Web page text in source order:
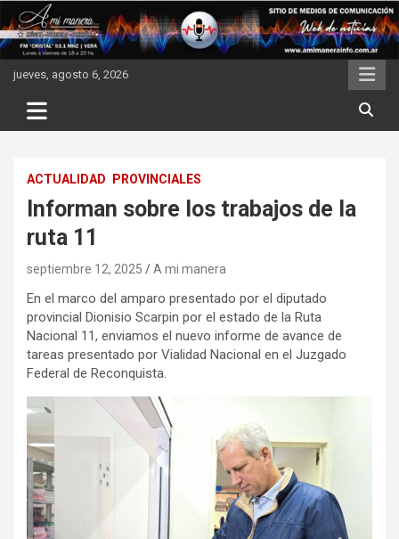
to
content
jueves, agosto 6, 2026
ACTUALIDAD PROVINCIALES
Informan sobre los trabajos de la
ruta 11
septiembre 12, 2025 A mi manera
En el marco del amparo presentado por el diputado
provincial Dionisio Scarpin por el estado de la Ruta
Nacional 11, enviamos el nuevo informe de avance de
tareas presentado por Vialidad Nacional en el Juzgado
Federal de Reconquista.